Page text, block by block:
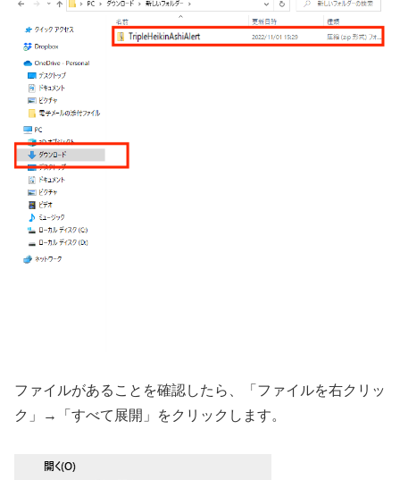
ファイルがあることを確認したら、「ファイルを右クリッ
ク」→「すべて展開」をクリックします。